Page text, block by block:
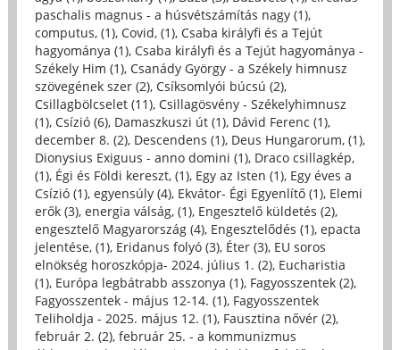
paschalis magnus - a húsvétszámítás nagy (1),
computus, (1), Covid, (1), Csaba királyfi és a Tejút
hagyománya (1), Csaba királyfi és a Tejút hagyománya -
Székely Him (1), Csanády György - a Székely himnusz
szövegének szer (2), Csíksomlyói búcsú (2),
Csillagbölcselet (11), Csillagösvény - Székelyhimnusz
(1), Csízió (6), Damaszkuszi út (1), Dávid Ferenc (1),
december 8. (2), Descendens (1), Deus Hungarorum, (1),
Dionysius Exiguus - anno domini (1), Draco csillagkép,
(1), Égi és Földi kereszt, (1), Egy az Isten (1), Egy éves a
Csízió (1), egyensúly (4), Ekvátor- Égi Egyenlítő (1), Elemi
erők (3), energia válság, (1), Engesztelő küldetés (2),
engesztelő Magyarország (4), Engesztelődés (1), epacta
jelentése, (1), Eridanus folyó (3), Éter (3), EU soros
elnökség horoszkópja- 2024. július 1. (2), Eucharistia
(1), Európa legbátrabb asszonya (1), Fagyosszentek (2),
Fagyosszentek - május 12-14. (1), Fagyosszentek
Teliholdja - 2025. május 12. (1), Fausztina nővér (2),
február 2. (2), február 25. - a kommunizmus